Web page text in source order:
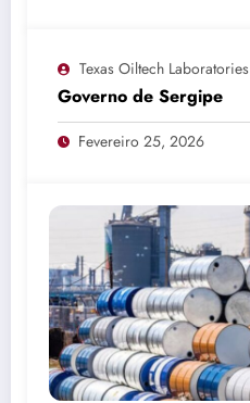
Texas Oiltech Laboratories
Governo de Sergipe
Fevereiro 25, 2026